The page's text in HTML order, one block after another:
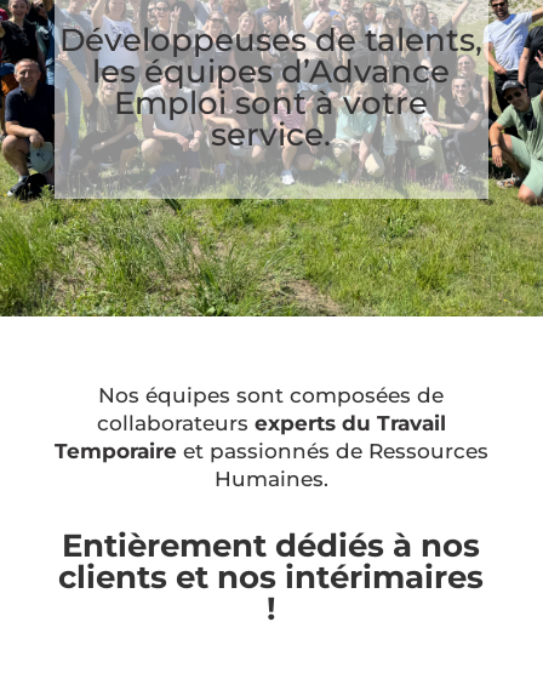
Développeuses de talents,
les équipes d’Advance
Emploi sont à votre
service.
Nos équipes sont composées de
collaborateurs experts du Travail
Temporaireet passionnés de Ressources
Humaines.
Entièrement dédiés à nos
clients et nos intérimaires
!